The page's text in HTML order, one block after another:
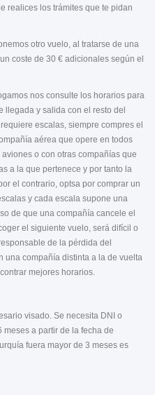
realices los trámites que te pidan
otro vuelo, al tratarse de una
coste de 30 € adicionales según el
nos consulte los horarios para
y salida con el resto del
escalas, siempre compres el
aérea que opere en todos
o con otras compañías que
a la que pertenece y por tanto la
el contrario, optsa por comprar un
y cada escala supone una
de que una compañía cancele el
el siguiente vuelo, será difícil o
de la pérdida del
una compañía distinta a la de vuelta
mejores horarios.
visado. Se necesita DNI o
a partir de la fecha de
fuera mayor de 3 meses es